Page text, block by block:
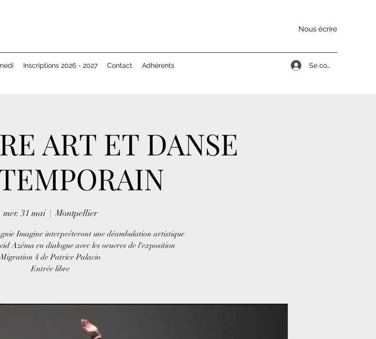
Nous écrire
Inscriptions 2026 - 2027 Contact Adhérents Se connecter
ART ET DANSE
mer. 31 mai
  |
Montpellier
Imagine interpréteront une déambulation artistique
Azéma en dialogue avec les oeuvres de l‘exposition
Migration 4 de Patrice Palacio
Entrée libre